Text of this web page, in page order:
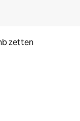
zetten